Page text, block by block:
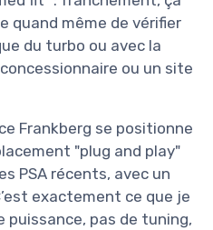
quand même de vérifier
du turbo ou avec la
ou un site
Frankberg se positionne
"plug and play"
PSA récents, avec un
exactement ce que je
puissance, pas de tuning,